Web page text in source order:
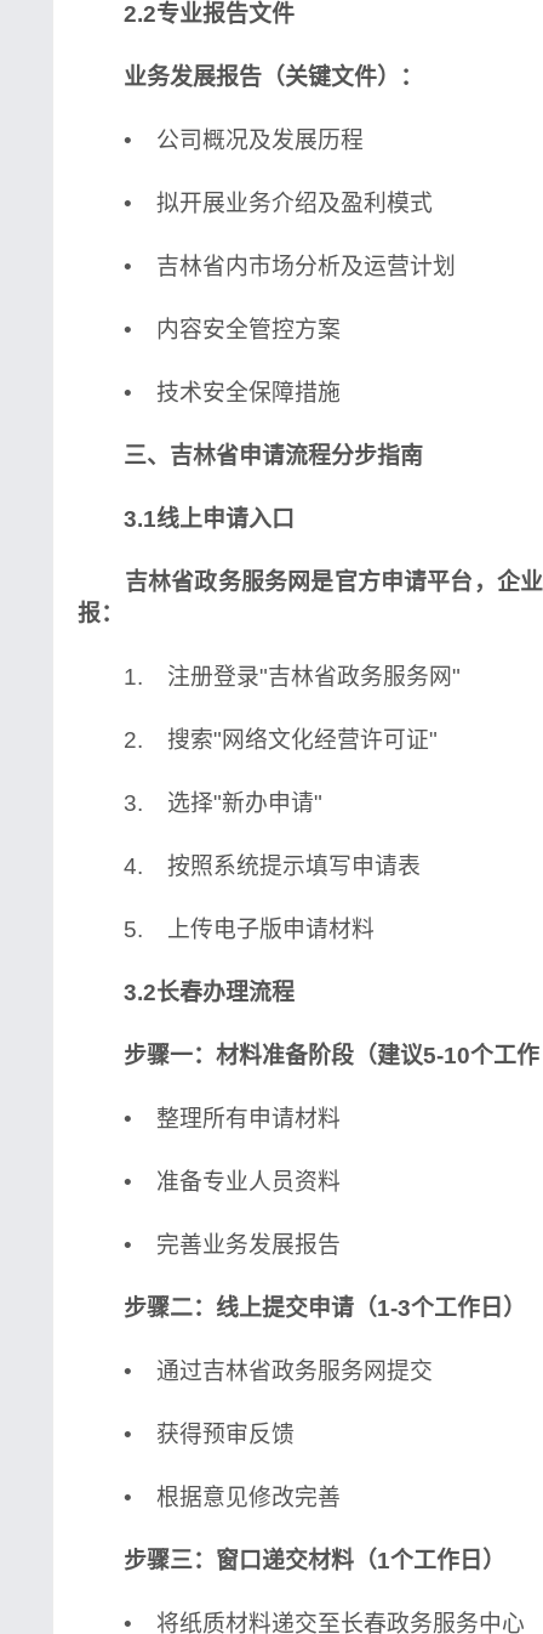
2.2专业报告文件
业务发展报告（关键文件）：
• 公司概况及发展历程
• 拟开展业务介绍及盈利模式
• 吉林省内市场分析及运营计划
• 内容安全管控方案
• 技术安全保障措施
三、吉林省申请流程分步指南
3.1线上申请入口
吉林省政务服务网是官方申请平台，企业
报：
1. 注册登录"吉林省政务服务网"
2. 搜索"网络文化经营许可证"
3. 选择"新办申请"
4. 按照系统提示填写申请表
5. 上传电子版申请材料
3.2长春办理流程
步骤一：材料准备阶段（建议5-10个工作
• 整理所有申请材料
• 准备专业人员资料
• 完善业务发展报告
步骤二：线上提交申请（1-3个工作日）
• 通过吉林省政务服务网提交
• 获得预审反馈
• 根据意见修改完善
步骤三：窗口递交材料（1个工作日）
• 将纸质材料递交至长春政务服务中心